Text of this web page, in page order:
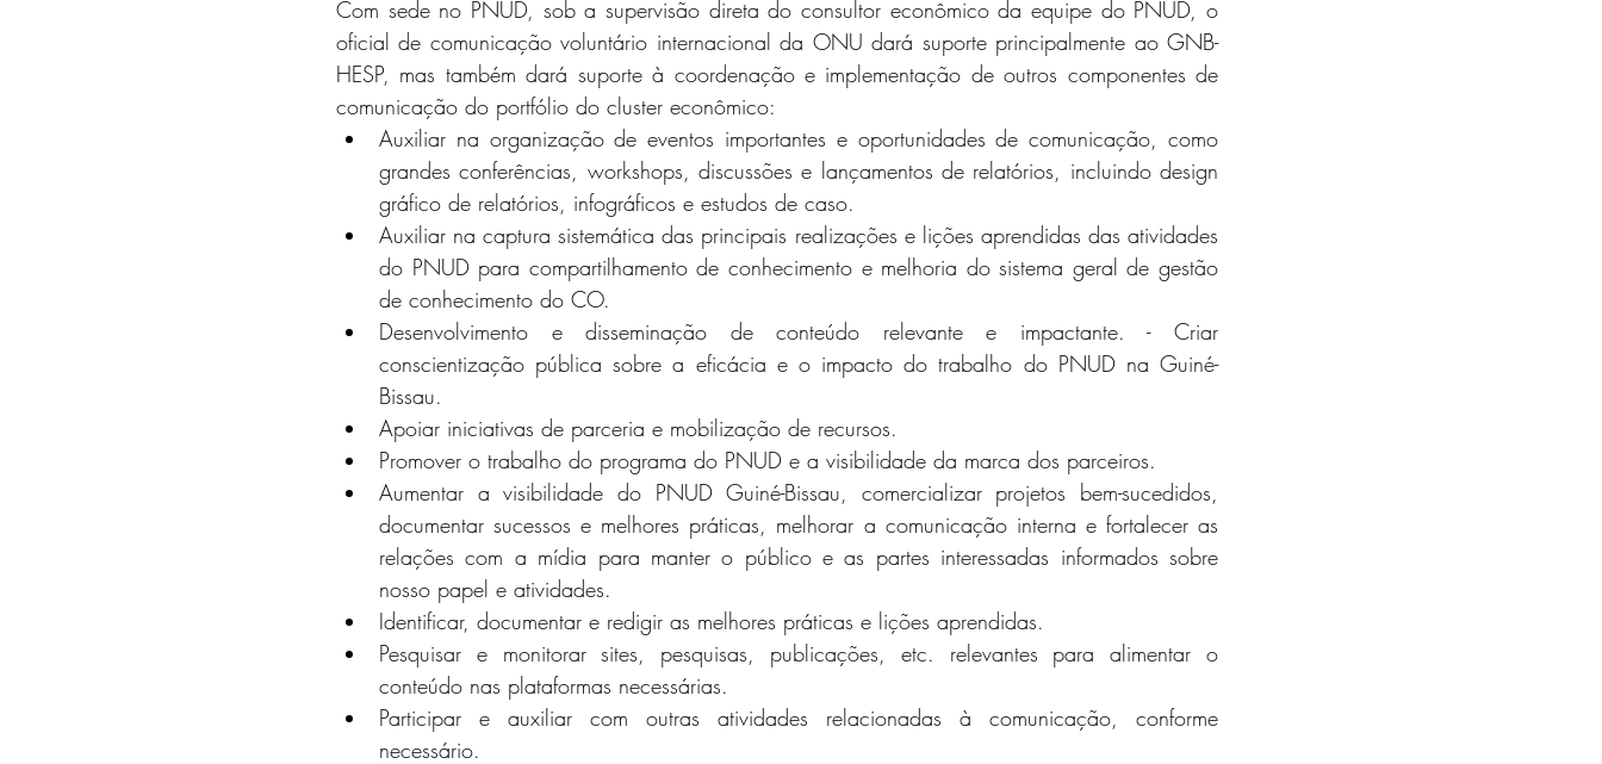
Com sede no PNUD, sob a supervisão direta do consultor econômico da equipe do PNUD, o
oficial de comunicação voluntário internacional da ONU dará suporte principalmente ao GNB-
HESP, mas também dará suporte à coordenação e implementação de outros componentes de
comunicação do portfólio do cluster econômico:
Auxiliar na organização de eventos importantes e oportunidades de comunicação, como
grandes conferências, workshops, discussões e lançamentos de relatórios, incluindo design
gráfico de relatórios, infográficos e estudos de caso.
Auxiliar na captura sistemática das principais realizações e lições aprendidas das atividades
do PNUD para compartilhamento de conhecimento e melhoria do sistema geral de gestão
de conhecimento do CO.
Desenvolvimento e disseminação de conteúdo relevante e impactante. - Criar
conscientização pública sobre a eficácia e o impacto do trabalho do PNUD na Guiné-
Bissau.
Apoiar iniciativas de parceria e mobilização de recursos.
Promover o trabalho do programa do PNUD e a visibilidade da marca dos parceiros.
Aumentar a visibilidade do PNUD Guiné-Bissau, comercializar projetos bem-sucedidos,
documentar sucessos e melhores práticas, melhorar a comunicação interna e fortalecer as
relações com a mídia para manter o público e as partes interessadas informados sobre
nosso papel e atividades.
Identificar, documentar e redigir as melhores práticas e lições aprendidas.
Pesquisar e monitorar sites, pesquisas, publicações, etc. relevantes para alimentar o
conteúdo nas plataformas necessárias.
Participar e auxiliar com outras atividades relacionadas à comunicação, conforme
necessário.